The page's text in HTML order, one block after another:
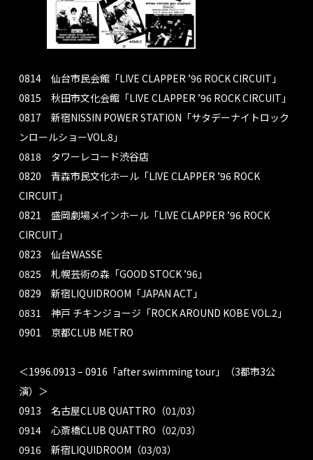
0814 仙台市民会館「LIVE CLAPPER ’96 ROCK CIRCUIT」
0815 秋田市文化会館「LIVE CLAPPER ’96 ROCK CIRCUIT」
0817 新宿NISSIN POWER STATION「サタデーナイトロック
ンロールショーVOL.8」
0818 タワーレコード渋谷店
0820 青森市民文化ホール「LIVE CLAPPER ’96 ROCK
CIRCUIT」
0821 盛岡劇場メインホール「LIVE CLAPPER ’96 ROCK
CIRCUIT」
0823 仙台WASSE
0825 札幌芸術の森「GOOD STOCK ’96」
0829 新宿LIQUIDROOM「JAPAN ACT」
0831 神戸 チキンジョージ「ROCK AROUND KOBE VOL.2」
0901 京都CLUB METRO
＜1996.0913 – 0916「after swimming tour」（3都市3公
演）＞
0913 名古屋CLUB QUATTRO（01/03）
0914 心斎橋CLUB QUATTRO（02/03）
0916 新宿LIQUIDROOM（03/03）